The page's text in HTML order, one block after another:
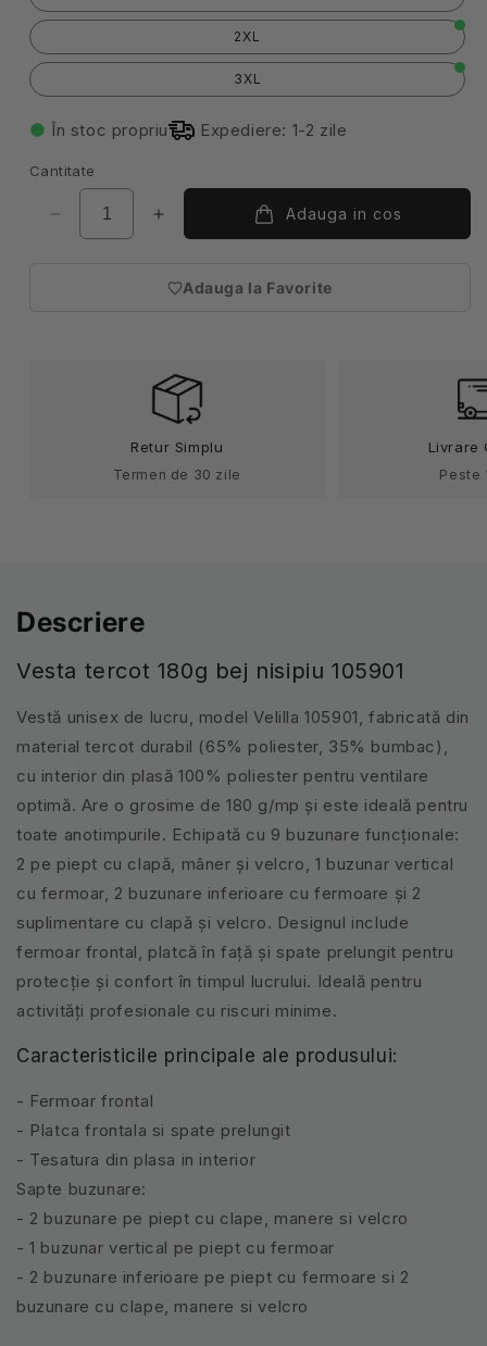
2XL
3XL
În stoc propriu Expediere: 1-2 zile
Cantitate
Reduceți
cantitatea
Creșteți
cantitatea
Vesta
nisipiu
V105901
Adauga in cos
Adauga la Favorite
(necesita
Retur Simplu
Termen de 30 zile
Livrare
Peste
Descriere
Vesta tercot 180g bej nisipiu 105901
Vestă unisex de lucru, model Velilla 105901, fabricată din
material tercot durabil (65% poliester, 35% bumbac),
cu interior din plasă 100% poliester pentru ventilare
optimă. Are o grosime de 180 g/mp și este ideală pentru
toate anotimpurile. Echipată cu 9 buzunare funcționale:
2 pe piept cu clapă, mâner și velcro, 1 buzunar vertical
cu fermoar, 2 buzunare inferioare cu fermoare și 2
suplimentare cu clapă și velcro. Designul include
fermoar frontal, platcă în față și spate prelungit pentru
protecție și confort în timpul lucrului. Ideală pentru
activități profesionale cu riscuri minime.
Caracteristicile principale ale produsului:
- Fermoar frontal
- Platca frontala si spate prelungit
- Tesatura din plasa in interior
Sapte buzunare:
- 2 buzunare pe piept cu clape, manere si velcro
- 1 buzunar vertical pe piept cu fermoar
- 2 buzunare inferioare pe piept cu fermoare si 2
buzunare cu clape, manere si velcro